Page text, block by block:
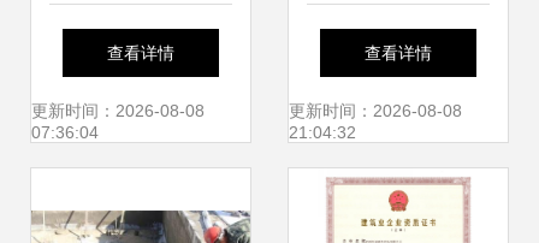
区房建工程主体结
构顺利封顶，中国
查看详情
更新时间：2026-08-08
07:36:04
安新区沣河新城沣
干片区棚户区改造
项目中的建筑施工
查看详情
更新时间：2026-08-08
21:04:32